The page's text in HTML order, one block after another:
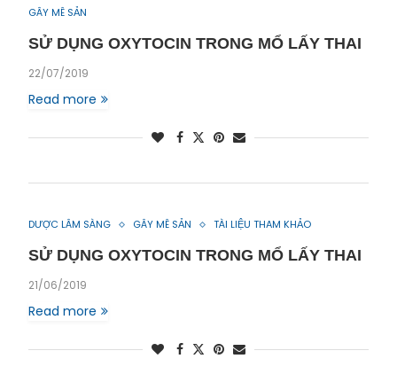
GÂY MÊ SẢN
SỬ DỤNG OXYTOCIN TRONG MỔ LẤY THAI
22/07/2019
Read more
DƯỢC LÂM SÀNG GÂY MÊ SẢN TÀI LIỆU THAM KHẢO
SỬ DỤNG OXYTOCIN TRONG MỔ LẤY THAI
21/06/2019
Read more